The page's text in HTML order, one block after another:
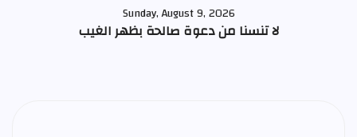
Sunday, August 9, 2026
لا تنسنا من دعوة صالحة بظهر الغيب